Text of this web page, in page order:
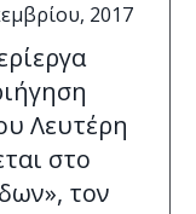
2017
Λευτέρη
στο
τον